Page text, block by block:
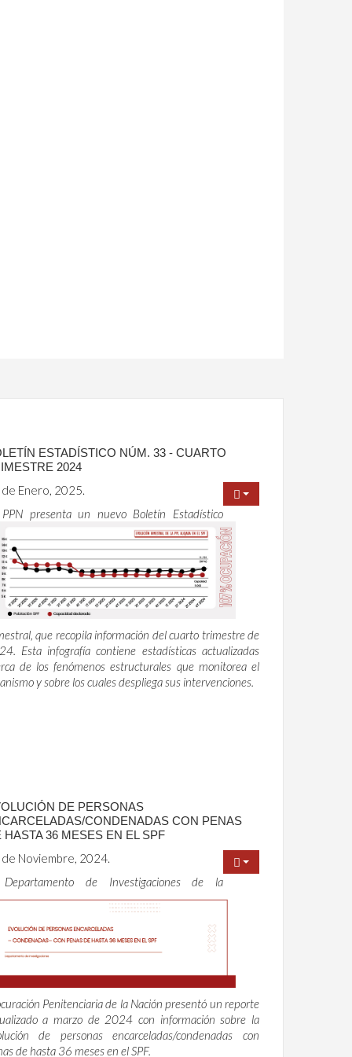
ESTADÍSTICO NÚM. 33 - CUARTO
2024
Enero, 2025.
presenta un nuevo Boletín Estadístico
que recopila información del cuarto trimestre de
Esta infografía contiene estadísticas actualizadas
de los fenómenos estructurales que monitorea el
y sobre los cuales despliega sus intervenciones.
DE PERSONAS
CONDENADAS CON PENAS
HASTA 36 MESES EN EL SPF
Noviembre, 2024.
de Investigaciones de la
Penitenciaria de la Nación presentó un reporte
a marzo de 2024 con información sobre la
de personas encarceladas/condenadas con
de hasta 36 meses en el SPF.